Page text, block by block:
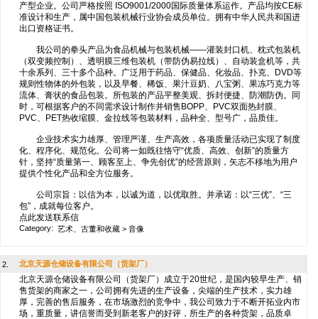
产型企业。公司严格按照 ISO9001/2000国际质量体系运作。产品均按CE标
准设计和生产，属中国包装机械行业协会成员单位。拥有中华人民共和国进
出口资格证书。
我公司的拳头产品为食品机械与包装机械——灌装封口机、枕式包装机
（双变频控制）、透明膜三维包装机（带防伪易拉线）、自动装盒机等，共
十余系列、三十多个品种。广泛用于药品、保健品、化妆品、扑克、DVD等
规则性物体的外包装，以及早餐、稀饭、果汁豆奶、八宝粥、果冻巧克力等
流体、膏状的食品包装。所包装的产品平整美观、拆封便捷、防潮防伪。同
时，可根据客户的不同需求设计制作并销售BOPP、PVC双面热封膜、
PVC、PET热收缩膜、金拉线等包装材料，品种全、型号广，品质佳。
企业技术实力雄厚、管理严谨、生产高效，各项质量活动已实现了制度
化、程序化、规范化。公司将一如既往恪守“优质、高效、创新”的质量方
针，坚持“质量第一、顾客至上、争先创优”的经营原则，矢志不移地为用户
提供个性化产品和全方位服务。
公司宗旨：以信为本，以诚为道，以优取胜。并承诺：以“三优”、“三
包”，成就每位客户。
点此发送联系信
Category: 艺术、古董和收藏 > 音像
2. 北京天源仓储设备有限公司（货架厂）
北京天源仓储设备有限公司（货架厂）成立于20世纪，是国内较早生产、销
售货架的商家之一，公司拥有先进的生产设备，尖端的生产技术，实力雄
厚，完善的售后服务，在市场激烈的竞争中，我公司致力于不断开拓业内市
场，重质量，讲信誉而受到新老客户的好评，所生产的各种货架，品质卓